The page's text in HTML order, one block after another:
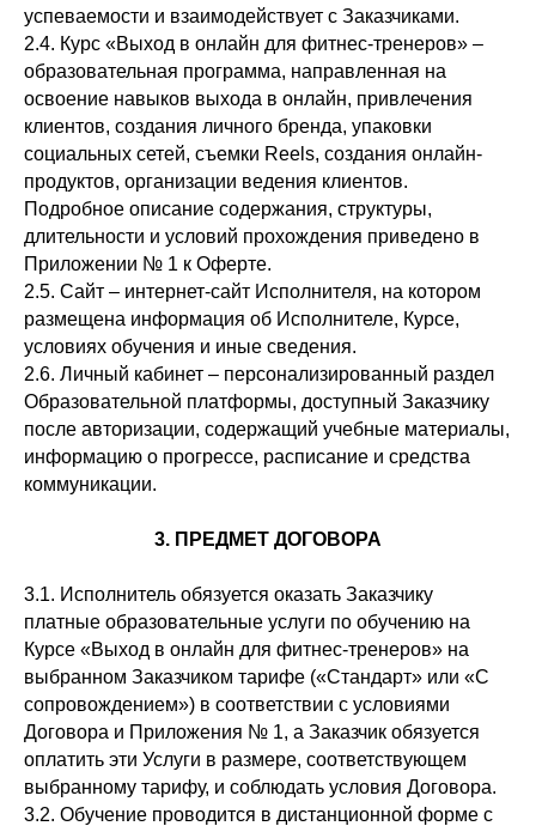
успеваемости и взаимодействует с Заказчиками.
2.4. Курс «Выход в онлайн для фитнес-тренеров» –
образовательная программа, направленная на
освоение навыков выхода в онлайн, привлечения
клиентов, создания личного бренда, упаковки
социальных сетей, съемки Reels, создания онлайн-
продуктов, организации ведения клиентов.
Подробное описание содержания, структуры,
длительности и условий прохождения приведено в
Приложении № 1 к Оферте.
2.5. Сайт – интернет-сайт Исполнителя, на котором
размещена информация об Исполнителе, Курсе,
условиях обучения и иные сведения.
2.6. Личный кабинет – персонализированный раздел
Образовательной платформы, доступный Заказчику
после авторизации, содержащий учебные материалы,
информацию о прогрессе, расписание и средства
коммуникации.
3. ПРЕДМЕТ ДОГОВОРА
3.1. Исполнитель обязуется оказать Заказчику
платные образовательные услуги по обучению на
Курсе «Выход в онлайн для фитнес-тренеров» на
выбранном Заказчиком тарифе («Стандарт» или «С
сопровождением») в соответствии с условиями
Договора и Приложения № 1, а Заказчик обязуется
оплатить эти Услуги в размере, соответствующем
выбранному тарифу, и соблюдать условия Договора.
3.2. Обучение проводится в дистанционной форме с